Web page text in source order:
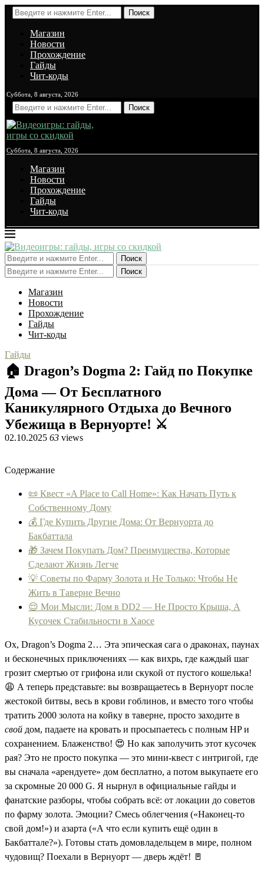
Поиск
Магазин
Новости
Прохождение
Гайды
Чит-коды
Суббота, 8 августа, 2026
Поиск
Суббота, 8 августа, 2026
Магазин
Новости
Прохождение
Гайды
Чит-коды
Поиск
Поиск
Магазин
Новости
Прохождение
Гайды
Чит-коды
Гайды
🏠 Dragon’s Dogma 2: Гайд по Покупке
Дома — От Бесплатного
Каникулярного Отдыха до Вечного
Убежища в Вернуорте! ⚔️
02.10.2025 63 views
Содержание
📜 Квест «A Place to Call Home»: Как Начать Путь к
Собственному Дому
💰 Где Купить Другие Дома: От Вернуорта до
Бакбаттала
🎁 Зачем Покупать Дом? Преимущества, Которые
Сделают Жизнь Легче
💡 Советы по Фарму Золота и Не Только: Чтобы Не
Жить в Таверне Вечно
😌 Мои Мысли: Дом в DD2 — Не Просто Крыша, А
Кусочек Стабильности в Хаосе
Ох, Dragon’s Dogma 2… Эта эпическая сага о драконах, паунах
и бесконечных приключениях — как вихрь, где каждый шаг
грозит смертью от грифона или скукой от пустого кошелька!
😩 А теперь представьте: вы возвращаетесь в Вернуорт после
жестокой битвы, весь в крови гоблинов, и вместо того чтобы
тратить 2000 золота на койку в таверне, просто заходите в
свой дом, падаете на кровать и просыпаетесь с полным HP и
сохранением. Блаженство! 😍 Но как заполучить этот кусочек
рая? Это не просто покупка — это мини-квест с интригой, где
вы сначала «арендуете» дом бесплатно, а потом выкупаете его
за скромные 20 000 G. Я нырнул в официальные гайды и
фанатские разборы, чтобы собрать всё: от локации до советов
по фарму золота. Эмоции? Смесь облегчения («Наконец-то
свой дом!») и азарта («А что если купить ещё один в
Бакбаттале?»). Готовы стать домовладельцем в мире, полном
чудовищ? Поехали в Вернуорт — дверь ждёт! 🚪